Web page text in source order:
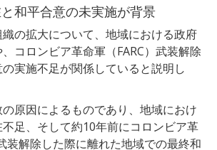
和平合意の未実施が背景
の拡大について、地域における政府
コロンビア革命軍（FARC）武装解除
実施不足が関係していると説明し
の原因によるものであり、地域におけ
足、そして約10年前にコロンビア革
装解除した際に離れた地域での最終和